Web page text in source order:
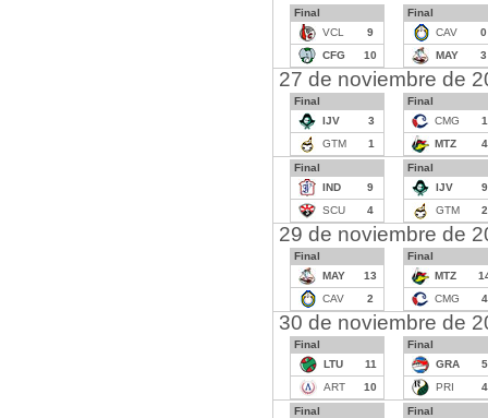
Final
VCL
9
CFG
10
Final
CAV
0
MAY
3
27 de noviembre de
Final
IJV
3
GTM
1
Final
CMG
1
MTZ
4
Final
IND
9
SCU
4
Final
IJV
9
GTM
2
29 de noviembre de
Final
MAY
13
CAV
2
Final
MTZ
CMG
4
30 de noviembre de
Final
LTU
11
ART
10
Final
GRA
5
PRI
4
Final
Final